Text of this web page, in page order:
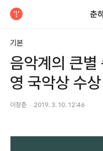
춘
기본
음악계의 큰별
영 국악상 수
이장춘 2019. 3. 10. 12:46